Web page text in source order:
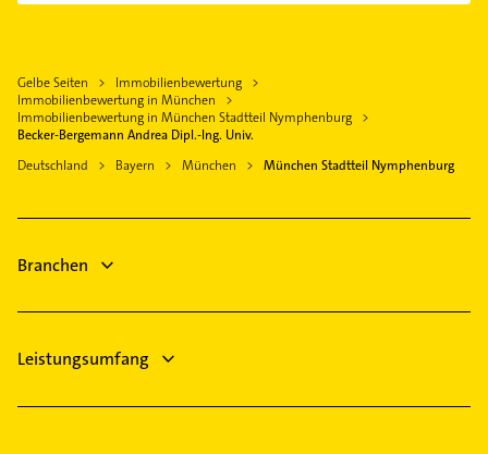
Gartenbau & Landschaftsbau
Kanalreinigung
Putzfrau
Gebäudereinigung
Dachdecker
Schreiner
Putzfrau
Gebäudereinigung
Krankengymnastik
Gelbe Seiten
Immobilienbewertung
Immobilienbewertung in München
Immobilienbewertung in München Stadtteil Nymphenburg
Becker-Bergemann Andrea Dipl.-Ing. Univ.
Deutschland
Bayern München München Stadtteil Nymphenburg
Branchen
Leistungsumfang